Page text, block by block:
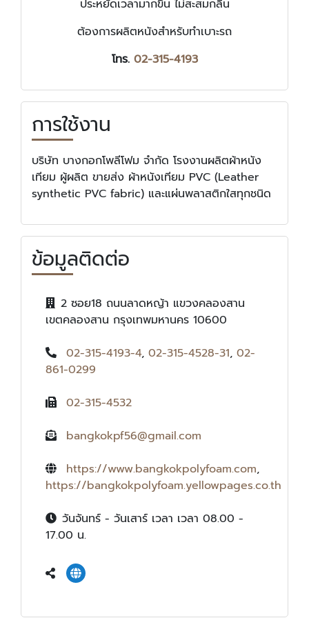
ประหยัดเวลามากขึ้น ไม่สะสมกลิ่น
ต้องการผลิตหนังสำหรับทำเบาะรถ
โทร. 02-315-4193
การใช้งาน
บริษัท บางกอกโพลีโฟม จำกัด โรงงานผลิตผ้าหนัง
เทียม ผู้ผลิต ขายส่ง ผ้าหนังเทียม PVC (Leather
synthetic PVC fabric) และแผ่นพลาสติกใสทุกชนิด
ข้อมูลติดต่อ
2 ซอย18 ถนนลาดหญ้า แขวงคลองสาน
เขตคลองสาน กรุงเทพมหานคร 10600
02-315-4193-4, 02-315-4528-31, 02-
861-0299
02-315-4532
bangkokpf56@gmail.com
https://www.bangkokpolyfoam.com,
https://bangkokpolyfoam.yellowpages.co.th
วันจันทร์ - วันเสาร์ เวลา เวลา 08.00 -
17.00 น.